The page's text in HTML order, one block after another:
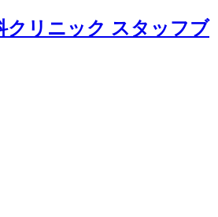
クリニック スタッフブ